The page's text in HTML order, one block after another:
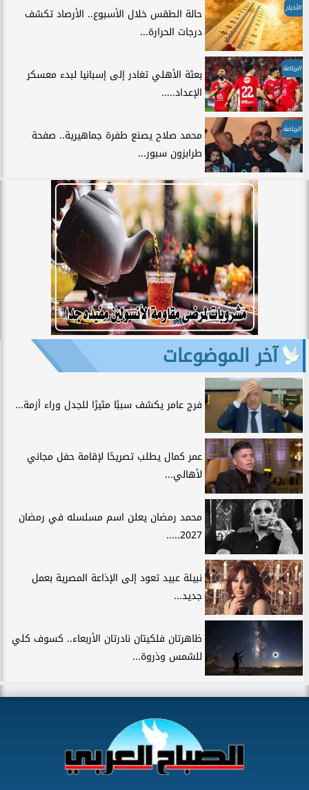
الأخبار
حالة الطقس خلال الأسبوع.. الأرصاد تكشف
درجات الحرارة...
الرياضة
بعثة الأهلي تغادر إلى إسبانيا لبدء معسكر
الإعداد.....
الرياضة
محمد صلاح يصنع طفرة جماهيرية.. صفحة
طرابزون سبور...
آخر الموضوعات
فرج عامر يكشف سببًا مثيرًا للجدل وراء أزمة...
عمر كمال يطلب تصريحًا لإقامة حفل مجاني
لأهالي...
محمد رمضان يعلن اسم مسلسله في رمضان
2027.....
نبيلة عبيد تعود إلى الإذاعة المصرية بعمل
جديد...
ظاهرتان فلكيتان نادرتان الأربعاء.. كسوف كلي
للشمس وذروة...